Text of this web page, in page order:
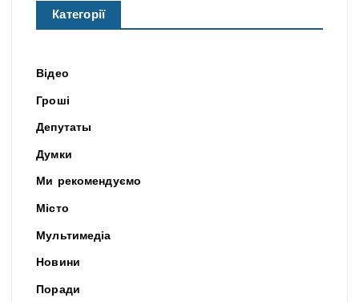
Категорії
Відео
Гроші
Депутаты
Думки
Ми рекомендуємо
Місто
Мультимедіа
Новини
Поради